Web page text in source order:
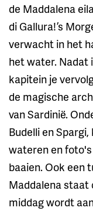
de Maddalena
di Gallura! ’s
verwacht in het
het water. Nadat
kapitein je
de magische
van Sardinië.
Budelli en
wateren en
baaien. Ook een
Maddalena staat
middag wordt